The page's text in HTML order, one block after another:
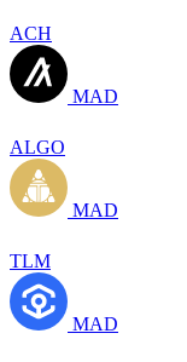
ACH
MAD
ALGO
MAD
TLM
MAD